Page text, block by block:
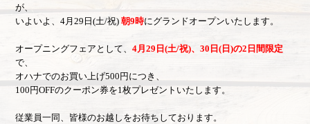
が、
いよいよ、4月29日(土/祝) 朝9時にグランドオープンいたします。
オープニングフェアとして、 4月29日(土/祝)、30日(日)の2日間限定
で、
オハナでのお買い上げ500円につき、
100円OFFのクーポン券を1枚プレゼントいたします。
従業員一同、皆様のお越しをお待ちしております。